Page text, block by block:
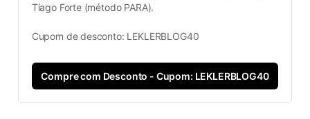
Tiago Forte (método PARA).
Cupom de desconto: LEKLERBLOG40
Compre com Desconto - Cupom: LEKLERBLOG40